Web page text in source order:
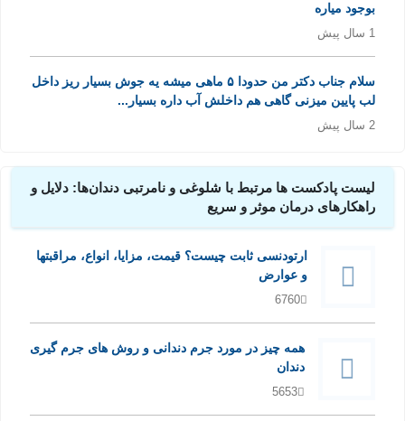
بوجود میاره
1 سال پیش
سلام جناب دکتر من حدودا ۵ ماهی میشه یه جوش بسیار ریز داخل
لب پایین میزنی گاهی هم داخلش آب داره بسیار...
2 سال پیش
لیست پادکست ها مرتبط با شلوغی و نامرتبی دندان‌ها: دلایل و
راهکارهای درمان موثر و سریع
ارتودنسی ثابت چیست؟ قیمت، مزایا، انواع، مراقبتها
و عوارض
6760
همه چیز در مورد جرم دندانی و روش های جرم گیری
دندان
5653